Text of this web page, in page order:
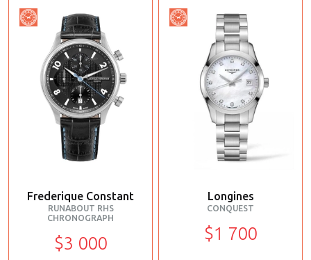
Frederique Constant
RUNABOUT RHS
CHRONOGRAPH
$3 000
Longines
CONQUEST
$1 700